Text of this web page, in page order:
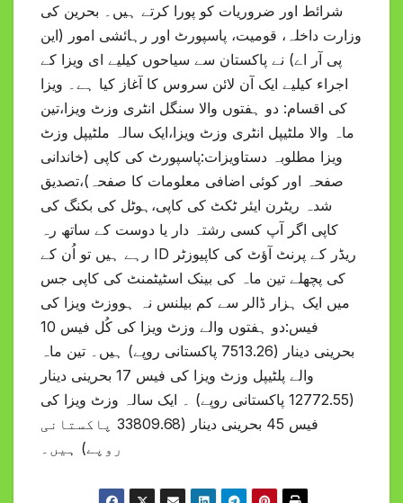
شرائط اور ضروریات کو پورا کرتے ہیں۔ بحرین کی
وزارت داخلہ، قومیت، پاسپورٹ اور رہائشی امور (این
پی آر اے) نے پاکستان سے سیاحوں کیلیے ای ویزا کے
اجراء کیلیے ایک آن لائن سروس کا آغاز کیا ہے۔ ویزا
کی اقسام: دو ہفتوں والا سنگل انٹری وزٹ ویزا،تین
ماہ والا ملٹیپل انٹری وزٹ ویزا،ایک سالہ ملٹیپل وزٹ
ویزا مطلوبہ دستاویزات:پاسپورٹ کی کاپی (خاندانی
صفحہ اور کوئی اضافی معلومات کا صفحہ)،تصدیق
شدہ ریٹرن ایئر ٹکٹ کی کاپی،ہوٹل کی بکنگ کی
کاپی اگر آپ کسی رشتہ دار یا دوست کے ساتھ رہ
رہے ہیں تو اُن کے ID ریڈر کے پرنٹ آؤٹ کی کاپیوزٹر
کی پچھلے تین ماہ کی بینک اسٹیٹمنٹ کی کاپی جس
میں ایک ہزار ڈالر سے کم بیلنس نہ ہووزٹ ویزا کی
فیس:دو ہفتوں والے وزٹ ویزا کی کُل فیس 10
بحرینی دینار (7513.26 پاکستانی روپے) ہیں۔ تین ماہ
والے پلٹیپل وزٹ ویزا کی فیس 17 بحرینی دینار
(12772.55 پاکستانی روپے) ۔ ایک سالہ وزٹ ویزا کی
فیس 45 بحرینی دینار (33809.68 پاکستانی
روپے) ہیں۔